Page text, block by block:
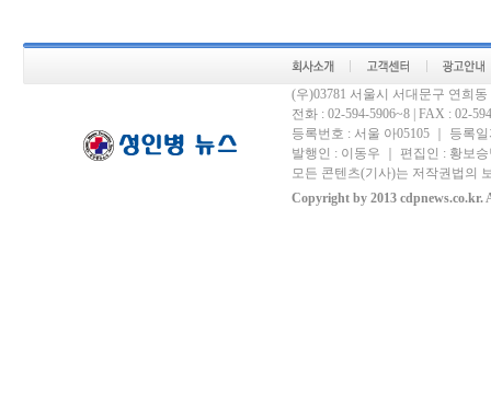
(우)03781 서울시 서대문구 연희
전화 : 02-594-5906~8 | FAX : 02-
등록번호 : 서울 아05105 ｜ 등록
발행인 : 이동우 ｜ 편집인 : 황보
모든 콘텐츠(기사)는 저작권법의
Copyright by 2013 cdpnews.co.kr.